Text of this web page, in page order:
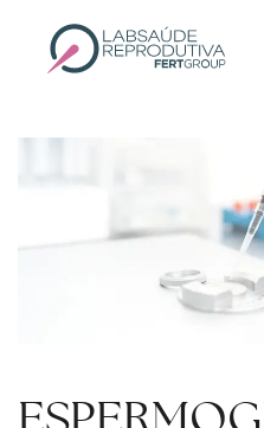
Skip to main content